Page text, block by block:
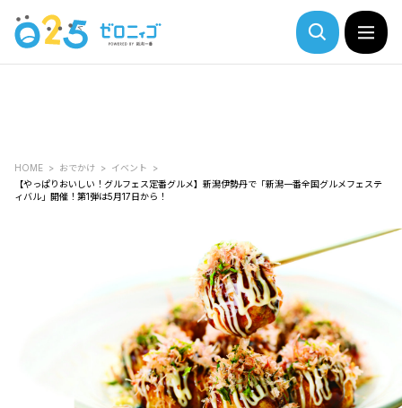
HOME おでかけ
イベント
【やっぱりおいしい！グルフェス定番グルメ】新潟伊勢丹で「新潟一番全国グルメフェステ
ィバル」開催！第1弾は5月17日から！